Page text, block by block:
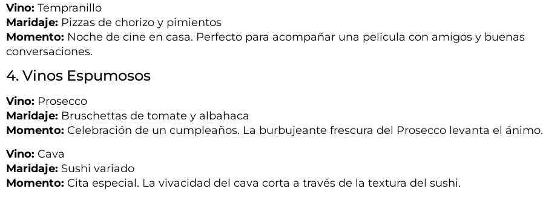
Vino: Tempranillo
Maridaje: Pizzas de chorizo y pimientos
Momento: Noche de cine en casa. Perfecto para acompañar una película con amigos y buenas
conversaciones.
4. Vinos Espumosos
Vino: Prosecco
Maridaje: Bruschettas de tomate y albahaca
Momento: Celebración de un cumpleaños. La burbujeante frescura del Prosecco levanta el ánimo.
Vino: Cava
Maridaje: Sushi variado
Momento: Cita especial. La vivacidad del cava corta a través de la textura del sushi.